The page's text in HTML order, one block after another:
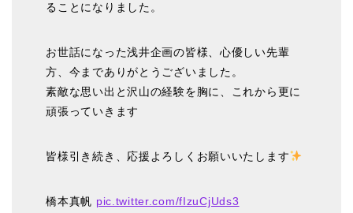
ることになりました。
お世話になった浅井企画の皆様、心優しい先輩
方、今までありがとうございました。
素敵な思い出と沢山の経験を胸に、これから更に
頑張っていきます
皆様引き続き、応援よろしくお願いいたします
橋本真帆 pic.twitter.com/fIzuCjUds3